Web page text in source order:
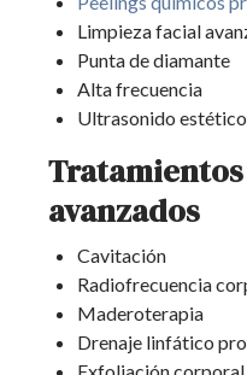
Limpieza facial
Punta de diamante
Alta frecuencia
Ultrasonido estético
avanzados
Cavitación
Radiofrecuencia
Maderoterapia
Drenaje linfático